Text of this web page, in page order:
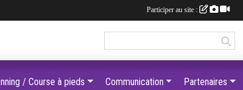
/ Course à pieds Communication Partenaires
Participer au site :